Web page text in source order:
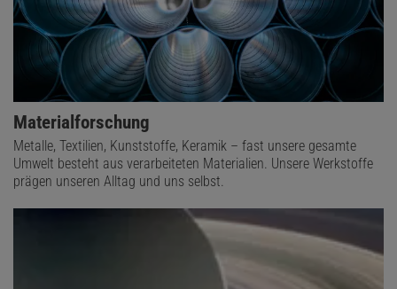
Materialforschung
Metalle, Textilien, Kunststoffe, Keramik – fast unsere gesamte
Umwelt besteht aus verarbeiteten Materialien. Unsere Werkstoffe
prägen unseren Alltag und uns selbst.